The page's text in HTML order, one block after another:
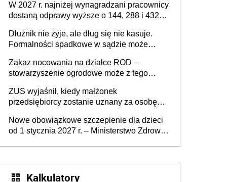
W 2027 r. najniżej wynagradzani pracownicy
dostaną odprawy wyższe o 144, 288 i 432
Dłużnik nie żyje, ale dług się nie kasuje.
Formalności spadkowe w sądzie może
zmarłego
Zakaz nocowania na działce ROD –
stowarzyszenie ogrodowe może z tego
działki (wypowiedzieć dzierżawę)?
ZUS wyjaśnił, kiedy małżonek
przedsiębiorcy zostanie uznany za osobę
Nowe obowiązkowe szczepienie dla dzieci
od 1 stycznia 2027 r. – Ministerstwo Zdrowia
Kalkulatory